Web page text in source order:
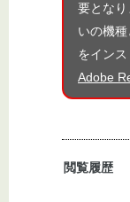
要とな
いの機
をインス
Adobe
閲覧履歴